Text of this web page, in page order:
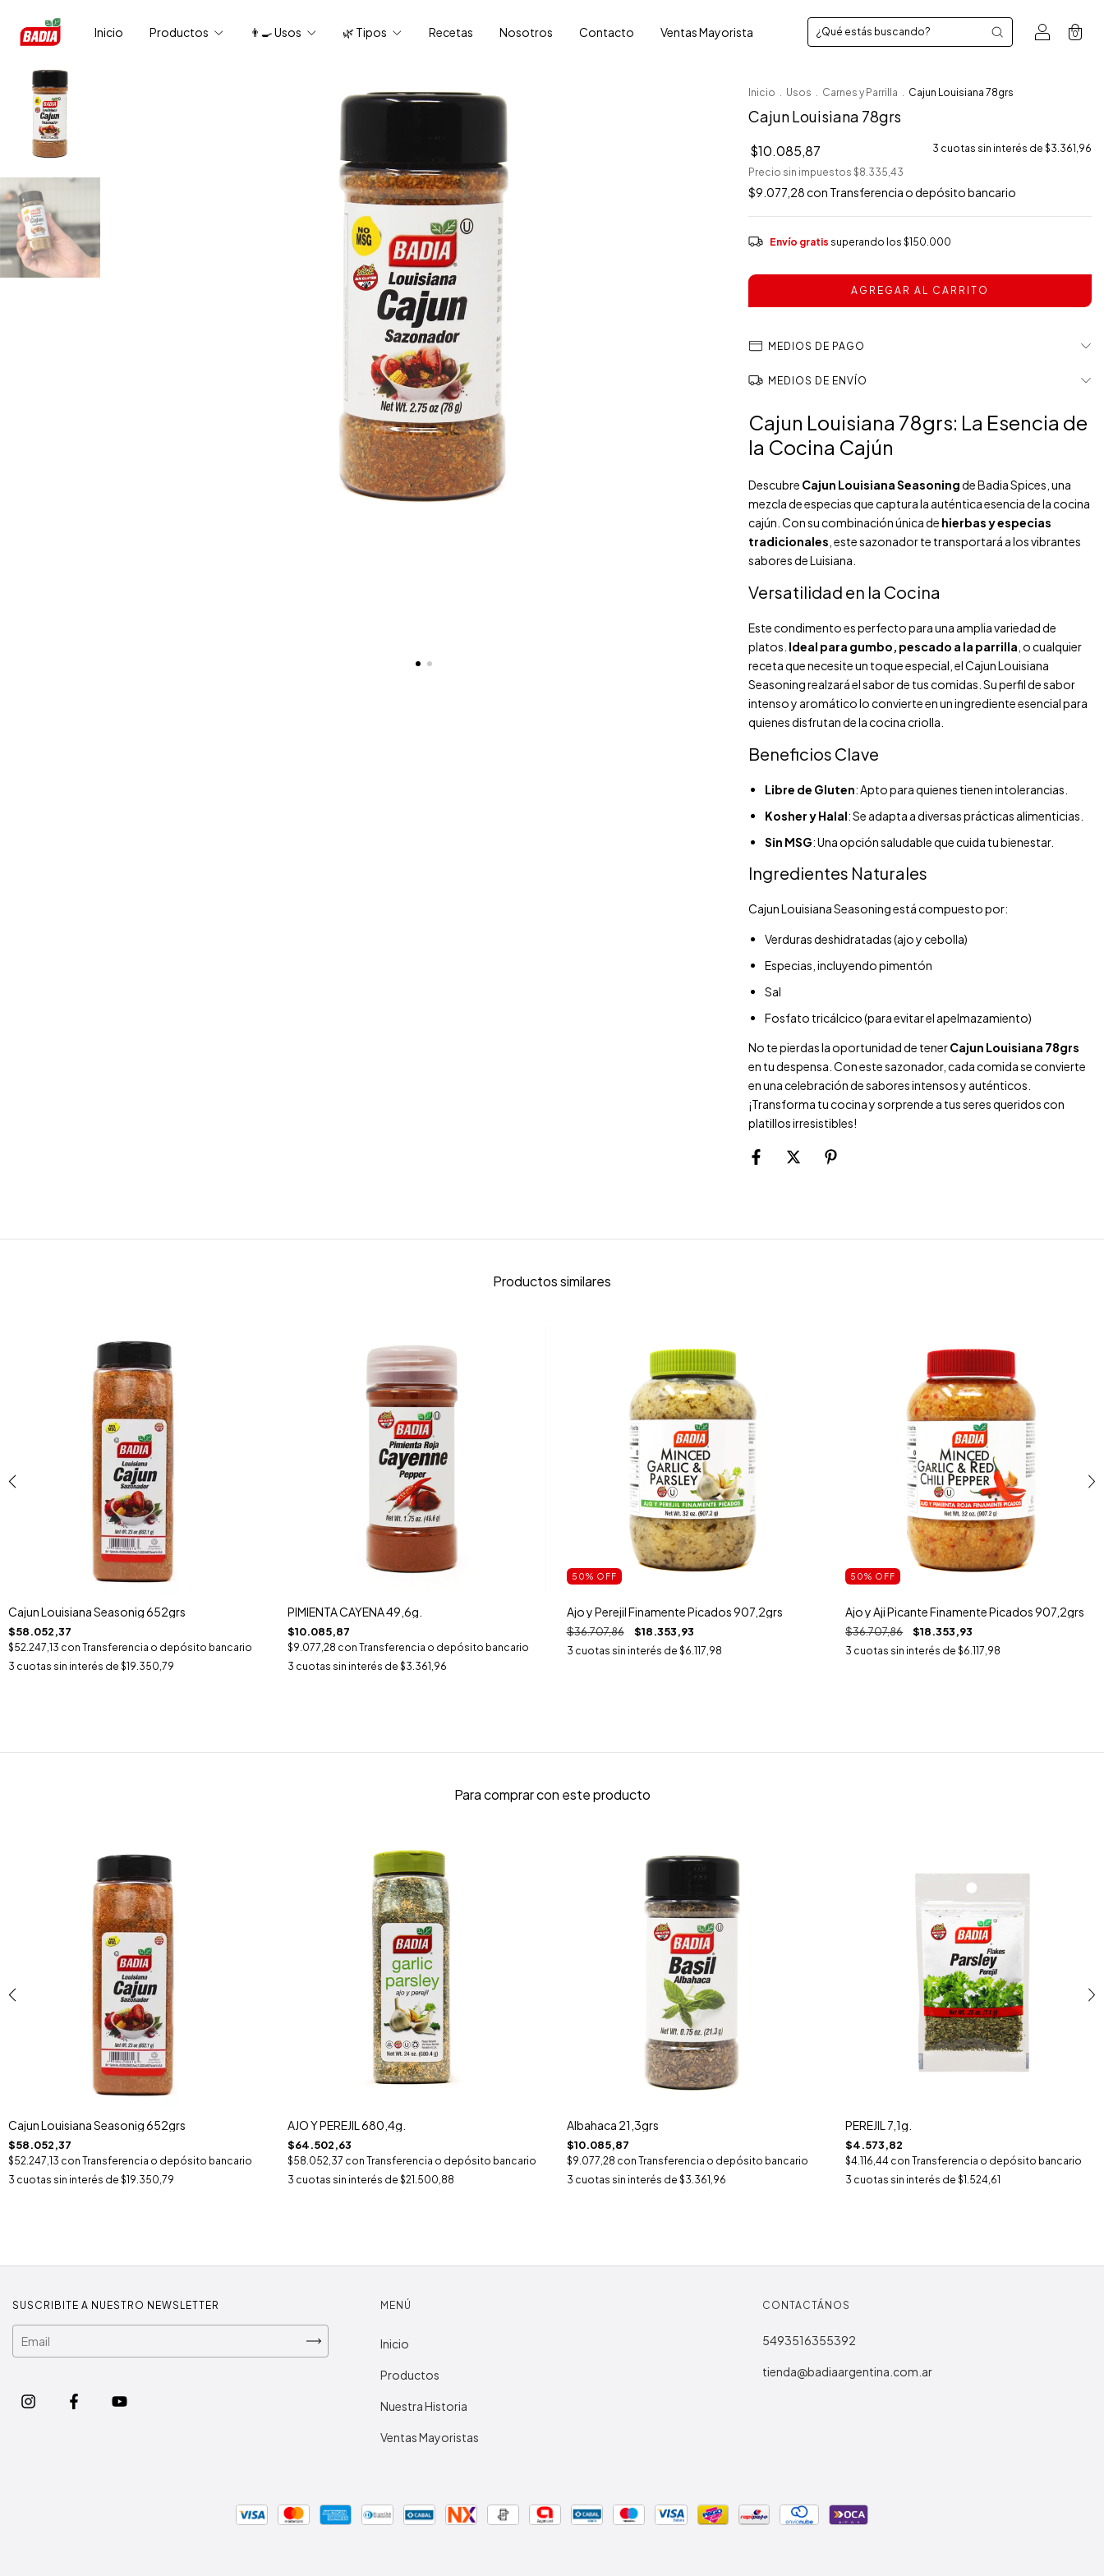
Inicio Productos 👨‍🍳 Usos 🌿 Tipos Recetas Nosotros Contacto Ventas Mayorista 0
Inicio Usos Carnes y Parrilla Cajun Louisiana 78grs
Cajun Louisiana 78grs
$10.085,87 3 cuotas sin interés de $3.361,96
Precio sin impuestos $8.335,43
$9.077,28con Transferencia o depósito bancario
Envío gratis superando los $150.000
MEDIOS DE PAGO
MEDIOS DE ENVÍO
Cajun Louisiana 78grs: La Esencia de
la Cocina Cajún
Descubre Cajun Louisiana Seasoningde Badia Spices, una
mezcla de especias que captura la auténtica esencia de la cocina
cajún. Con su combinación única de hierbas y especias
tradicionales , este sazonador te transportará a los vibrantes
sabores de Luisiana.
Versatilidad en la Cocina
Este condimento es perfecto para una amplia variedad de
platos. Ideal para gumbo, pescado a la parrilla , o cualquier
receta que necesite un toque especial, el Cajun Louisiana
Seasoning realzará el sabor de tus comidas. Su perfil de sabor
intenso y aromático lo convierte en un ingrediente esencial para
quienes disfrutan de la cocina criolla.
Beneficios Clave
Libre de Gluten: Apto para quienes tienen intolerancias.
Kosher y Halal: Se adapta a diversas prácticas alimenticias.
Sin MSG: Una opción saludable que cuida tu bienestar.
Ingredientes Naturales
Cajun Louisiana Seasoning está compuesto por:
Verduras deshidratadas (ajo y cebolla)
Especias, incluyendo pimentón
Sal
Fosfato tricálcico (para evitar el apelmazamiento)
No te pierdas la oportunidad de tenerCajun Louisiana 78grs
en tu despensa. Con este sazonador, cada comida se convierte
en una celebración de sabores intensos y auténticos.
¡Transforma tu cocina y sorprende a tus seres queridos con
platillos irresistibles!
Productos similares
Cajun Louisiana Seasonig 652grs
$58.052,37
$52.247,13 con Transferencia o depósito bancario
3 cuotas sin interés de $19.350,79
PIMIENTA CAYENA 49,6g.
$10.085,87
$9.077,28 con Transferencia o depósito bancario
3 cuotas sin interés de $3.361,96
50% OFF
Ajo y Perejil Finamente Picados 907,2grs
$36.707,86 $18.353,93
3 cuotas sin interés de $6.117,98
50% OFF
Ajo y Aji Picante Finamente Picados 907,2grs
$36.707,86 $18.353,93
3 cuotas sin interés de$6.117,98
Para comprar con este producto
Cajun Louisiana Seasonig 652grs
$58.052,37
$52.247,13 con Transferencia o depósito bancario
3 cuotas sin interés de $19.350,79
AJO Y PEREJIL 680,4g.
$64.502,63
$58.052,37 con Transferencia o depósito bancario
3 cuotas sin interés de $21.500,88
Albahaca 21,3grs
$10.085,87
$9.077,28 con Transferencia o depósito bancario
3 cuotas sin interés de $3.361,96
PEREJIL 7,1g.
$4.573,82
$4.116,44 con Transferencia o depósito bancario
3 cuotas sin interés de$1.524,61
SUSCRIBITE A NUESTRO NEWSLETTER MENÚ
Inicio
Productos
Nuestra Historia
Ventas Mayoristas
CONTACTÁNOS
5493516355392
tienda@badiaargentina.com.ar